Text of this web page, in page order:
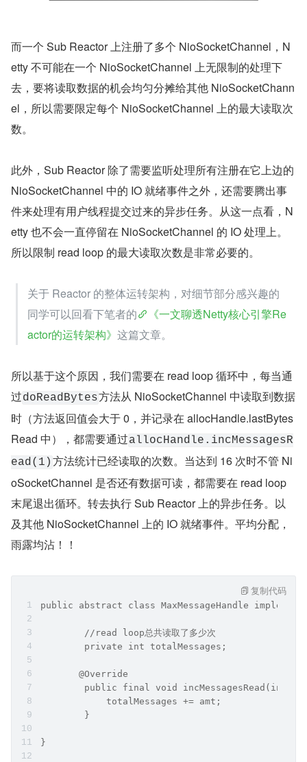
为了能够高效有序的处理全量客户端连接上的读写事件，N
etty 将服务端承载的全量客户端连接分摊到多个 Sub React
or 中处理，同时也能保证 Channel上IO处理的线程安全
性
。
Reactor 负责处理多个 Channel 上的 IO 就绪事件，Reacto
r 与 Channel 之间的对应关系如下图所示：
而一个 Sub Reactor 上注册了多个 NioSocketChannel，N
etty 不可能在一个 NioSocketChannel 上无限制的处理下
去，要将读取数据的机会均匀分摊给其他 NioSocketChann
el，所以需要限定每个 NioSocketChannel 上的最大读取次
数。
此外，Sub Reactor 除了需要监听处理所有注册在它上边的
NioSocketChannel 中的 IO 就绪事件之外，还需要腾出事
件来处理有用户线程提交过来的异步任务。从这一点看，N
etty 也不会一直停留在 NioSocketChannel 的 IO 处理上。
所以限制 read loop 的最大读取次数是非常必要的。
关于 Reactor 的整体运转架构，对细节部分感兴趣的
同学可以回看下笔者的
actor的运转架构》